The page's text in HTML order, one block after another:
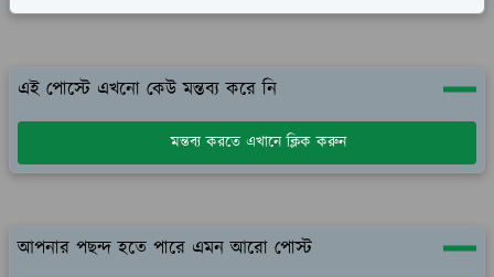
এই পোস্টে এখনো কেউ মন্তব্য করে নি
মন্তব্য করতে এখানে ক্লিক করুন
আপনার পছন্দ হতে পারে এমন আরো পোস্ট